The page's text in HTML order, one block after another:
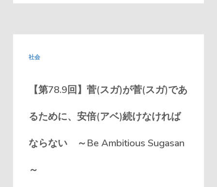
社会
【第78.9回】菅(スガ)が菅(スガ)であ
るために、安倍(アベ)続けなければ
ならない ～Be Ambitious Sugasan
～